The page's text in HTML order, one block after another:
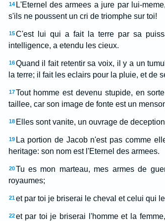
14 L'Eternel des armees a jure par lui-
s'ils ne poussent un cri de triomphe sur toi!
15 C'est lui qui a fait la terre par sa
intelligence, a etendu les cieux.
16 Quand il fait retentir sa voix, il y a un
la terre; il fait les eclairs pour la pluie, et de
17 Tout homme est devenu stupide, en
taillee, car son image de fonte est un
18 Elles sont vanite, un ouvrage de
19 La portion de Jacob n'est pas comme
heritage: son nom est l'Eternel des armees.
20 Tu es mon marteau, mes armes de
royaumes;
21 et par toi je briserai le cheval et celui qui
22 et par toi je briserai l'homme et la